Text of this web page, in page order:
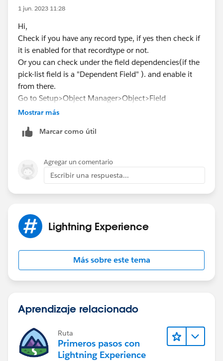
1 jun. 2023 11:28
Hi,
Check if you have any record type, if yes then check if
it is enabled for that recordtype or not.
Or you can check under the field dependencies(if the
pick-list field is a "Dependent Field" ). and enable it
from there.
Go to Setup>Object Manager>Object>Field
Relationships>Field Dependencies(on top right of
Check there if it is included in the values or not.
Arun
Mostrar más
Marcar como útil
Agregar un comentario
Escribir una respuesta...
Lightning Experience
Más sobre este tema
Aprendizaje relacionado
Ruta
Primeros pasos con
Lightning Experience